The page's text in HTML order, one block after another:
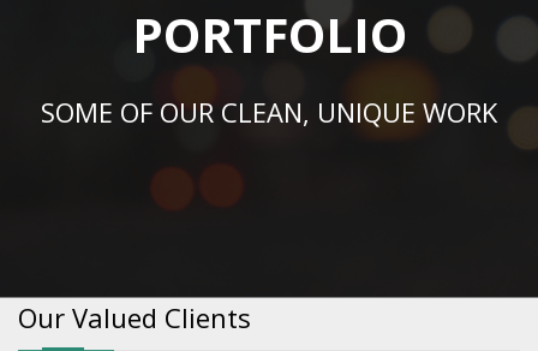
PORTFOLIO
SOME OF OUR CLEAN, UNIQUE WORK
Our Valued Clients